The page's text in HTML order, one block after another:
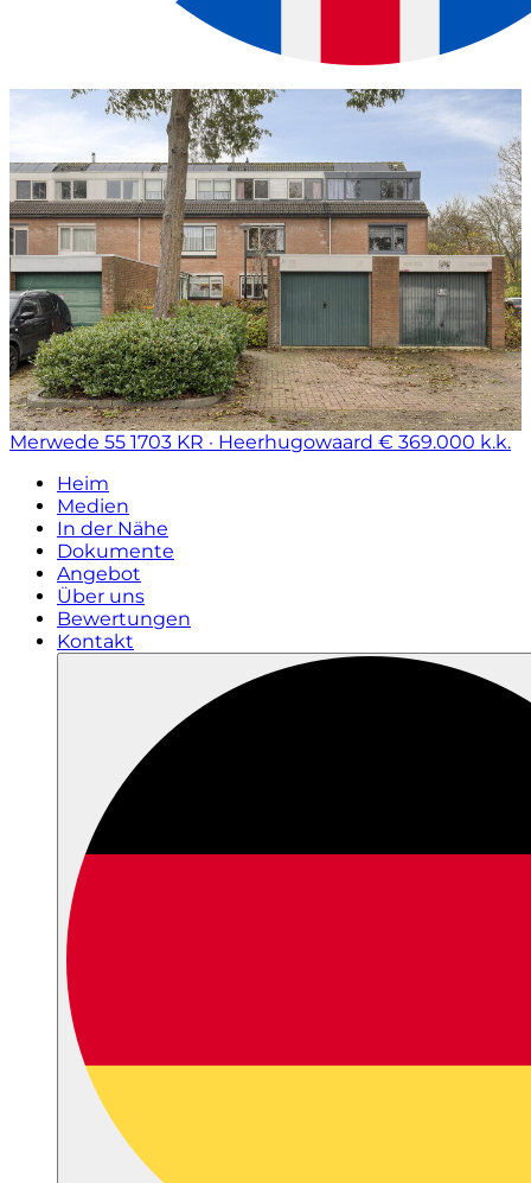
Merwede 55 1703 KR · Heerhugowaard € 369.000 k.k.
Heim
Medien
In der Nähe
Dokumente
Angebot
Über uns
Bewertungen
Kontakt